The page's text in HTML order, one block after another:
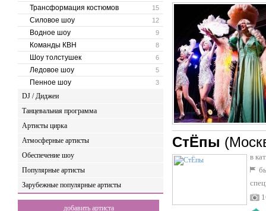
15
Трансформация костюмов
12
Силовое шоу
9
Водное шоу
8
Команды КВН
6
Шоу толстушек
5
Ледовое шоу
3
Пенное шоу
DJ / Диджеи
Танцевальная программа
Артисты цирка
Атмосферные артисты
Обеспечение шоу
Популярные артисты
Зарубежные популярные артисты
добавить артиста
СтЁпы
в